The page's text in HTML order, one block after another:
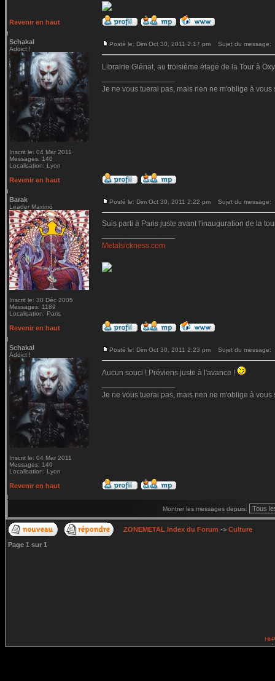
Revenir en haut
Schakal
Addict !
Inscrit le: 04 Mar 2011
Messages: 140
Localisation: Lyon
Posté le: Dim Oct 30, 2011 2:17 pm Sujet du message:
Librairie Glénat, au troisième étage de la Tour à
Je ne vous tuerai pas, mais rien ne m'oblige à vous
Revenir en haut
Barak
Leader Maximö
Inscrit le: 30 Déc 2005
Messages: 1189
Localisation: Paris
Posté le: Dim Oct 30, 2011 2:22 pm Sujet du message:
Suis parti à Paris juste avant l'inauguration de la
Metalsickness.com
Revenir en haut
Schakal
Addict !
Inscrit le: 04 Mar 2011
Messages: 140
Localisation: Lyon
Posté le: Dim Oct 30, 2011 2:23 pm Sujet du message:
Aucun souci ! Préviens juste à l'avance !
Je ne vous tuerai pas, mais rien ne m'oblige à vous
Revenir en haut
Montrer les messages depuis:
ZONEMETAL Index du Forum -> Culture
Page 1 sur 1